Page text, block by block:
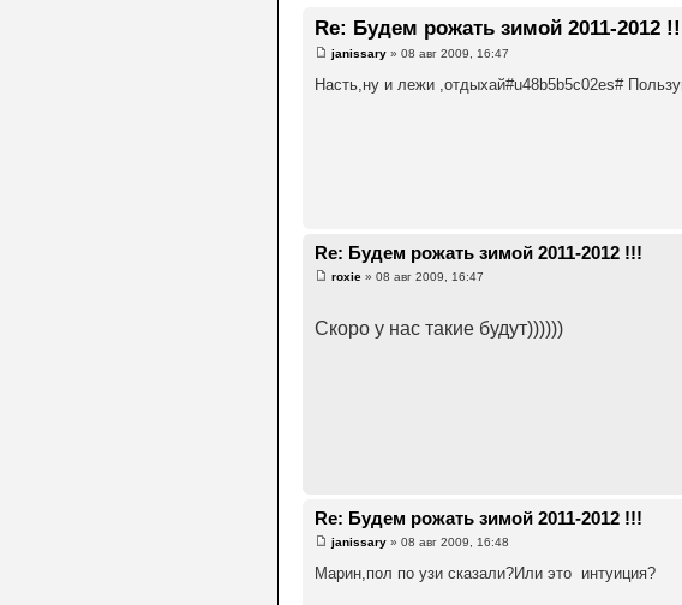
Re: Будем рожать зимой 2011-2012
janissary » 08 авг 2009, 16:47
Насть,ну и лежи ,отдыхай#u48b5b5c02es#
Re: Будем рожать зимой 2011-2012 !!!
roxie » 08 авг 2009, 16:47
Скоро у нас такие будут))))))
Re: Будем рожать зимой 2011-2012 !!!
janissary » 08 авг 2009, 16:48
Марин,пол по узи сказали?Или это интуиция?